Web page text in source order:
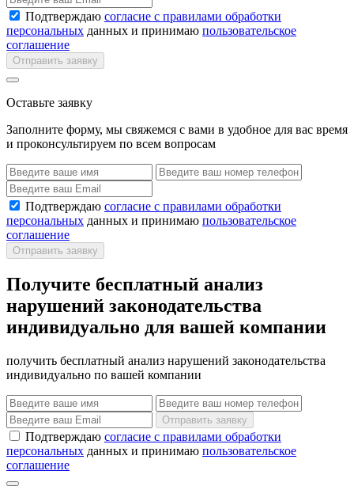
Подтверждаю согласие с правилами обработки
персональных данных и принимаю пользовательское
соглашение
Отправить заявку
Оставьте заявку
Заполните форму, мы свяжемся с вами в удобное для вас время
и проконсультируем по всем вопросам
Подтверждаю согласие с правилами обработки
персональных данных и принимаю пользовательское
соглашение
Отправить заявку
Получите бесплатный анализ
нарушений законодательства
индивидуально для вашей компании
получить бесплатный анализ нарушений законодательства
индивидуально по вашей компании
Отправить заявку
Подтверждаю согласие с правилами обработки
персональных данных и принимаю пользовательское
соглашение